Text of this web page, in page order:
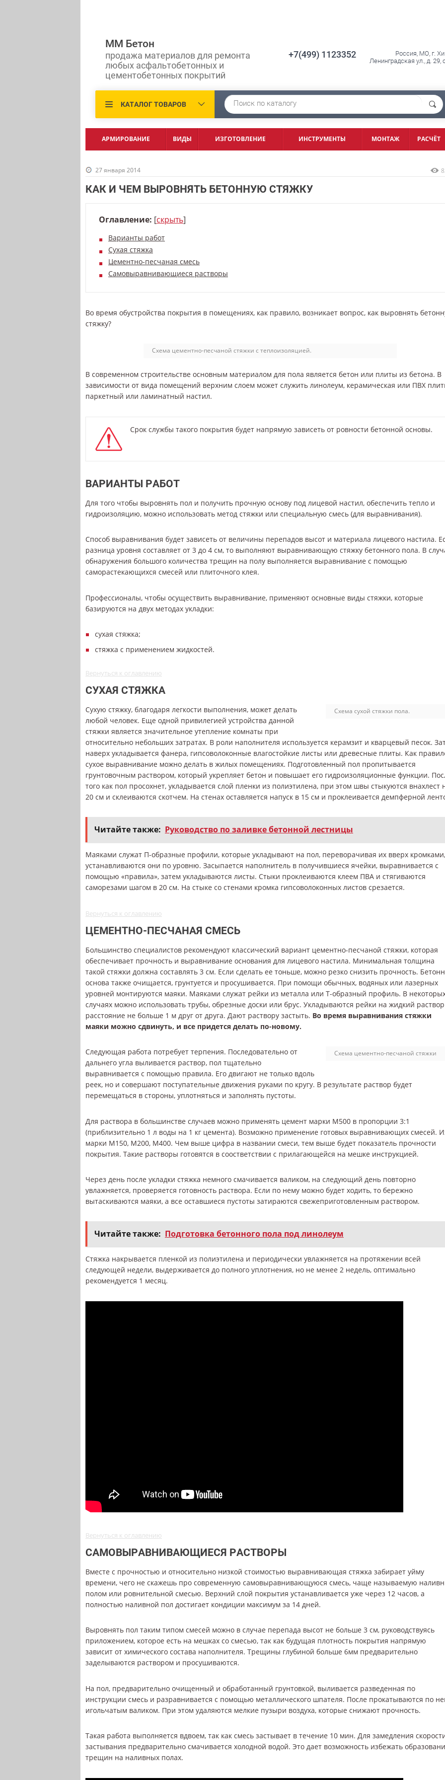
ММ Бетон
продажа материалов для ремонта
любых асфальтобетонных и
цементобетонных покрытий
+7(499) 1123352
Россия, МО, г.
Ленинградская ул., д. 29,
КАТАЛОГ ТОВАРОВ
АРМИРОВАНИЕ ВИДЫ ИЗГОТОВЛЕНИЕ ИНСТРУМЕНТЫ МОНТАЖ РАСЧЁТ
27 января 2014
КАК И ЧЕМ ВЫРОВНЯТЬ БЕТОННУЮ СТЯЖКУ
Оглавление: [скрыть]
Варианты работ
Сухая стяжка
Цементно-песчаная смесь
Самовыравнивающиеся растворы
Во время обустройства покрытия в помещениях, как правило, возникает вопрос, как выровнять
стяжку?
Схема цементно-песчаной стяжки с теплоизоляцией.
В современном строительстве основным материалом для пола является бетон или плиты из бетона. В
зависимости от вида помещений верхним слоем может служить линолеум, керамическая или ПВХ
паркетный или ламинатный настил.
Срок службы такого покрытия будет напрямую зависеть от ровности бетонной основы.
ВАРИАНТЫ РАБОТ
Для того чтобы выровнять пол и получить прочную основу под лицевой настил, обеспечить тепло и
гидроизоляцию, можно использовать метод стяжки или специальную смесь (для выравнивания).
Способ выравнивания будет зависеть от величины перепадов высот и материала лицевого настила.
разница уровня составляет от 3 до 4 см, то выполняют выравнивающую стяжку бетонного пола. В
обнаружения большого количества трещин на полу выполняется выравнивание с помощью
саморастекающихся смесей или плиточного клея.
Профессионалы, чтобы осуществить выравнивание, применяют основные виды стяжки, которые
базируются на двух методах укладки:
сухая стяжка;
стяжка с применением жидкостей.
Вернуться к оглавлению
СУХАЯ СТЯЖКА
Схема сухой стяжки пола.
Сухую стяжку, благодаря легкости выполнения, может делать
любой человек. Еще одной привилегией устройства данной
стяжки является значительное утепление комнаты при
относительно небольших затратах. В роли наполнителя используется керамзит и кварцевый песок.
наверх укладывается фанера, гипсоволоконные влагостойкие листы или древесные плиты. Как
сухое выравнивание можно делать в жилых помещениях. Подготовленный пол пропитывается
грунтовочным раствором, который укрепляет бетон и повышает его гидроизоляционные функции.
того как пол просохнет, укладывается слой пленки из полиэтилена, при этом швы стыкуются внахлест
20 см и склеиваются скотчем. На стенах оставляется напуск в 15 см и проклеивается демпферной
Читайте также: Руководство по заливке бетонной лестницы
Маяками служат П-образные профили, которые укладывают на пол, переворачивая их вверх кромками,
устанавливаются они по уровню. Засыпается наполнитель в получившиеся ячейки, выравнивается с
помощью «правила», затем укладываются листы. Стыки проклеиваются клеем ПВА и стягиваются
саморезами шагом в 20 см. На стыке со стенами кромка гипсоволоконных листов срезается.
Вернуться к оглавлению
ЦЕМЕНТНО-ПЕСЧАНАЯ СМЕСЬ
Большинство специалистов рекомендуют классический вариант цементно-песчаной стяжки, которая
обеспечивает прочность и выравнивание основания для лицевого настила. Минимальная толщина
такой стяжки должна составлять 3 см. Если сделать ее тоньше, можно резко снизить прочность.
основа также очищается, грунтуется и просушивается. При помощи обычных, водяных или лазерных
уровней монтируются маяки. Маяками служат рейки из металла или Т-образный профиль. В
случаях можно использовать трубы, обрезные доски или брус. Укладываются рейки на жидкий
расстояние не больше 1 м друг от друга. Дают раствору застыть. Во время выравнивания стяжки
маяки можно сдвинуть, и все придется делать по-новому.
Схема цементно-песчаной стяжки
Следующая работа потребует терпения. Последовательно от
дальнего угла выливается раствор, пол тщательно
выравнивается с помощью правила. Его двигают не только вдоль
реек, но и совершают поступательные движения руками по кругу. В результате раствор будет
перемещаться в стороны, уплотняться и заполнять пустоты.
Для раствора в большинстве случаев можно применять цемент марки М500 в пропорции 3:1
(приблизительно 1 л воды на 1 кг цемента). Возможно применение готовых выравнивающих смесей.
марки М150, М200, М400. Чем выше цифра в названии смеси, тем выше будет показатель прочности
покрытия. Такие растворы готовятся в соостветствии с прилагающейся на мешке инструкцией.
Через день после укладки стяжка немного смачивается валиком, на следующий день повторно
увлажняется, проверяется готовность раствора. Если по нему можно будет ходить, то бережно
вытаскиваются маяки, а все оставшиеся пустоты затираются свежеприготовленным раствором.
Читайте также: Подготовка бетонного пола под линолеум
Стяжка накрывается пленкой из полиэтилена и периодически увлажняется на протяжении всей
следующей недели, выдерживается до полного уплотнения, но не менее 2 недель, оптимально
рекомендуется 1 месяц.
Вернуться к оглавлению
САМОВЫРАВНИВАЮЩИЕСЯ РАСТВОРЫ
Вместе с прочностью и относительно низкой стоимостью выравнивающая стяжка забирает уйму
времени, чего не скажешь про современную самовыравнивающуюся смесь, чаще называемую
полом или ровнительной смесью. Верхний слой покрытия устанавливается уже через 12 часов, а
полностью наливной пол достигает кондиции максимум за 14 дней.
Выровнять пол таким типом смесей можно в случае перепада высот не больше 3 см, руководствуясь
приложением, которое есть на мешках со смесью, так как будущая плотность покрытия напрямую
зависит от химического состава наполнителя. Трещины глубиной больше 6мм предварительно
заделываются раствором и просушиваются.
На пол, предварительно очищенный и обработанный грунтовкой, выливается разведенная по
инструкции смесь и разравнивается с помощью металлического шпателя. После прокатываются по
игольчатым валиком. При этом удаляются мелкие пузыри воздуха, которые снижают прочность.
Такая работа выполняется вдвоем, так как смесь застывает в течение 10 мин. Для замедления
застывания предварительно смачивается холодной водой. Это дает возможность избежать
трещин на наливных полах.